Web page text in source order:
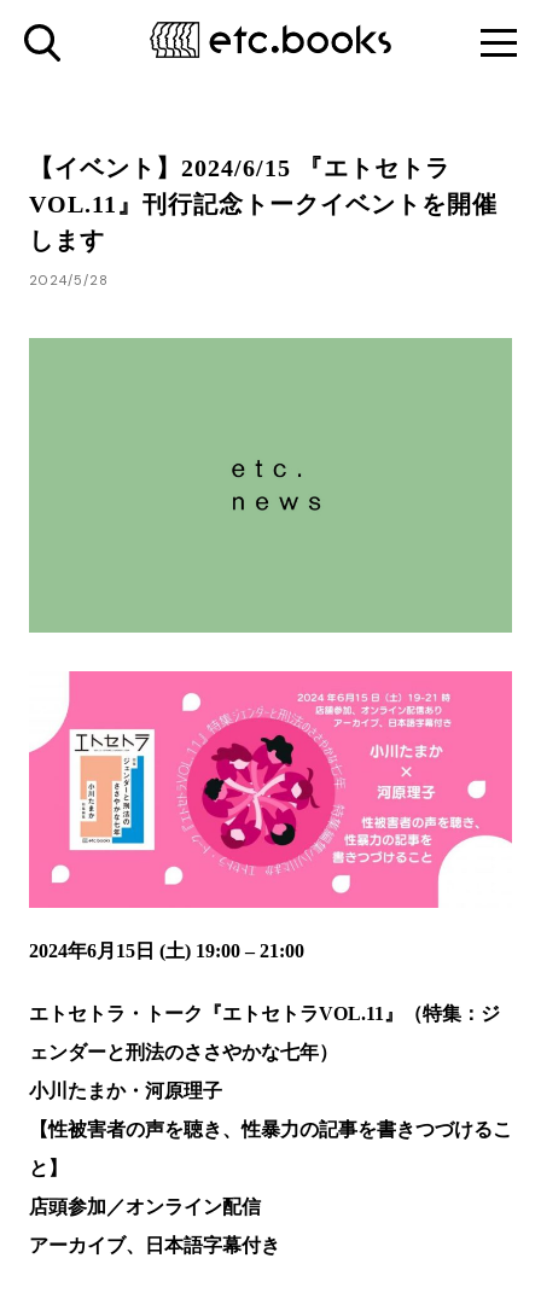
【イベント】2024/6/15 『エトセトラ
VOL.11』刊行記念トークイベントを開催
します
2024/5/28
2024年6月15日 (土) 19:00 – 21:00
エトセトラ・トーク『エトセトラVOL.11』（特集：ジ
ェンダーと刑法のささやかな七年）
小川たまか・河原理子
【性被害者の声を聴き、性暴力の記事を書きつづけるこ
と】
店頭参加／オンライン配信
アーカイブ、日本語字幕付き